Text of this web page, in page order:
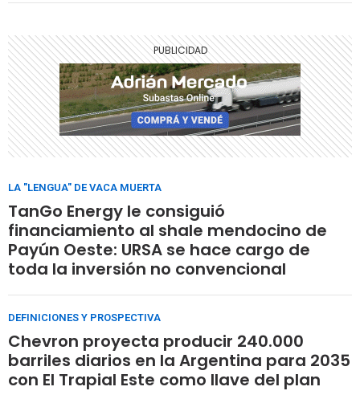
LA "LENGUA" DE VACA MUERTA
TanGo Energy le consiguió
financiamiento al shale mendocino de
Payún Oeste: URSA se hace cargo de
toda la inversión no convencional
DEFINICIONES Y PROSPECTIVA
Chevron proyecta producir 240.000
barriles diarios en la Argentina para 2035
con El Trapial Este como llave del plan